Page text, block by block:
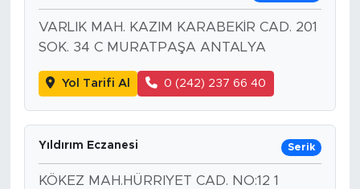
VARLIK MAH. KAZIM KARABEKİR CAD. 201
SOK. 34 C MURATPAŞA ANTALYA
Yol Tarifi Al 0 (242) 237 66 40
Yıldırım Eczanesi Serik
KÖKEZ MAH.HÜRRIYET CAD. NO:12 1